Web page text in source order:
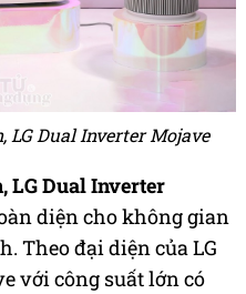
LG Dual Inverter Mojave
LG Dual Inverter
diện cho không gian
Theo đại diện của LG
với công suất lớn có